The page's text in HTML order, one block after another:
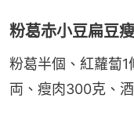
粉葛赤小豆扁豆
粉葛半個、紅蘿蔔1
両、瘦肉300克、